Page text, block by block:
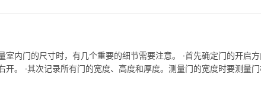
内门的尺寸时，有几个重要的细节需要注意。 ·首先确定门的开启方
。 ·其次记录所有门的宽度、高度和厚度。测量门的宽度时要测量门